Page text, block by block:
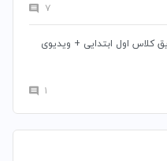
۷
کلاس اول ابتدایی + ویدیوی
۱